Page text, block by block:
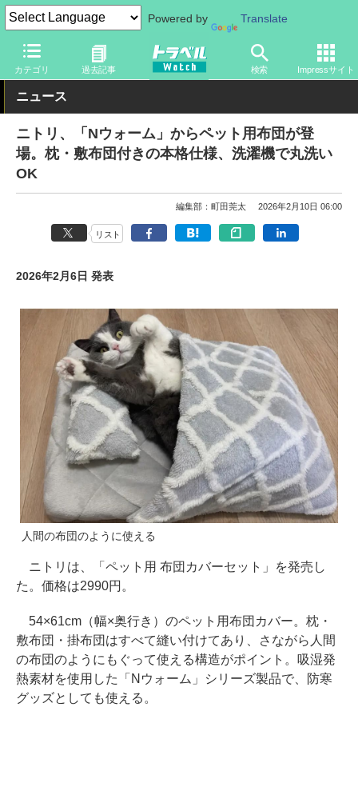
Powered by Translate
カテゴリ 過去記事 検索 Impressサイト
トラベル Watch 旅の情報 サービス ペット
ニュース
ニトリ、「Nウォーム」からペット用布団が登
場。枕・敷布団付きの本格仕様、洗濯機で丸洗い
OK
編集部：町田莞太 2026年2月10日 06:00
リスト
2026年2月6日 発表
人間の布団のように使える
ニトリは、「ペット用 布団カバーセット」を発売し
た。価格は2990円。
54×61cm（幅×奥行き）のペット用布団カバー。枕・
敷布団・掛布団はすべて縫い付けてあり、さながら人間
の布団のようにもぐって使える構造がポイント。吸湿発
熱素材を使用した「Nウォーム」シリーズ製品で、防寒
グッズとしても使える。